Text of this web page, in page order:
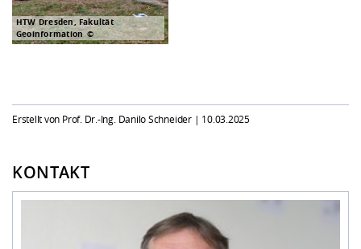
HTW Dresden, Fakultät
Geoinformation
Erstellt von Prof. Dr.-Ing. Danilo Schneider | 10.03.2025
KONTAKT